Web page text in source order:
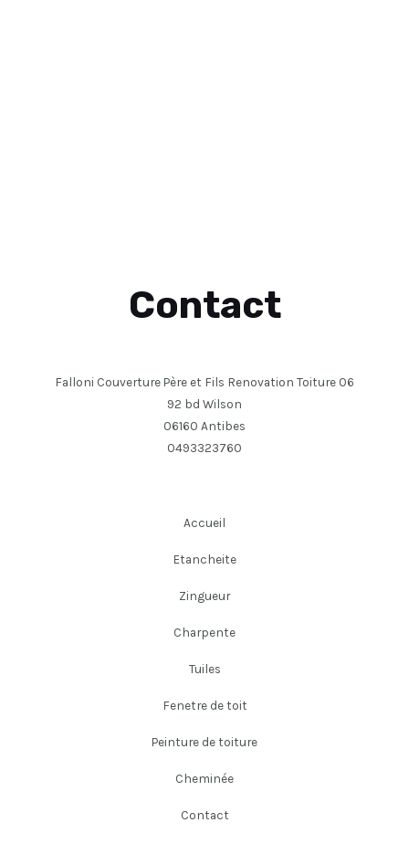
Contact
Falloni Couverture Père et Fils Renovation Toiture 06
92 bd Wilson
06160 Antibes
0493323760
Accueil
Etancheite
Zingueur
Charpente
Tuiles
Fenetre de toit
Peinture de toiture
Cheminée
Contact